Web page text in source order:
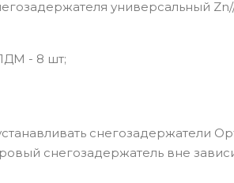
универсальный
- 8 шт;
снегозадержатели
снегозадержатель вне